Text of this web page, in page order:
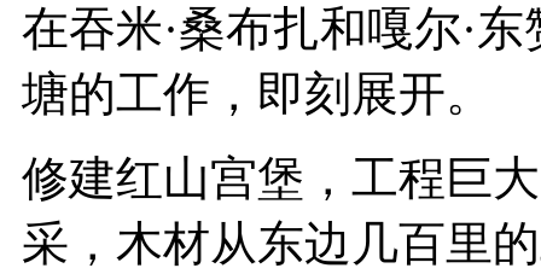
在吞米·桑布扎和嘎尔·
塘的工作，即刻展开。
修建红山宫堡，工程巨
采，木材从东边几百里